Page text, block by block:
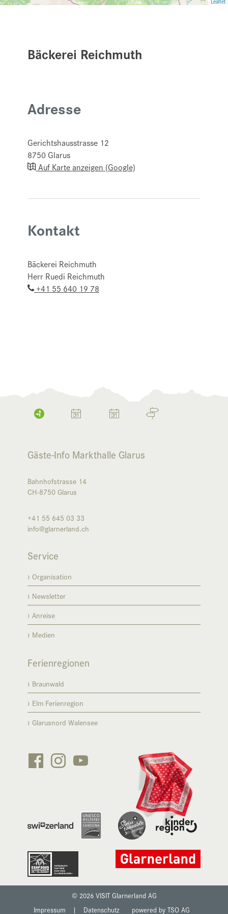
Bäckerei Reichmuth
Adresse
Gerichtshausstrasse 12
8750 Glarus
Auf Karte anzeigen (Google)
Kontakt
Bäckerei Reichmuth
Herr Ruedi Reichmuth
+41 55 640 19 78
Gäste-Info Markthalle Glarus
Bahnhofstrasse 14
CH-8750 Glarus
+41 55 645 03 33
info@glarnerland.ch
Service
Organisation
Newsletter
Anreise
Medien
Ferienregionen
Braunwald
Elm Ferienregion
Glarusnord Walensee

 
© 2026 VISIT Glarnerland AG
Impressum
| Datenschutz powered by TSO AG